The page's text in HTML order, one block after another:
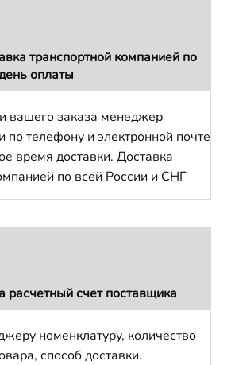
транспортной компанией по
оплаты
вашего заказа менеджер
по телефону и электронной почте
время доставки. Доставка
по всей России и СНГ
счет поставщика
номенклатуру, количество
способ доставки.